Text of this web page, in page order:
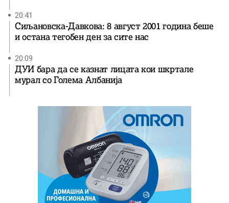
20:41
Сиљановска-Давкова: 8 август 2001 година беше
и остана тегобен ден за сите нас
20:09
ДУИ бара да се казнат лицата кои шкртале
мурал со Голема Албанија